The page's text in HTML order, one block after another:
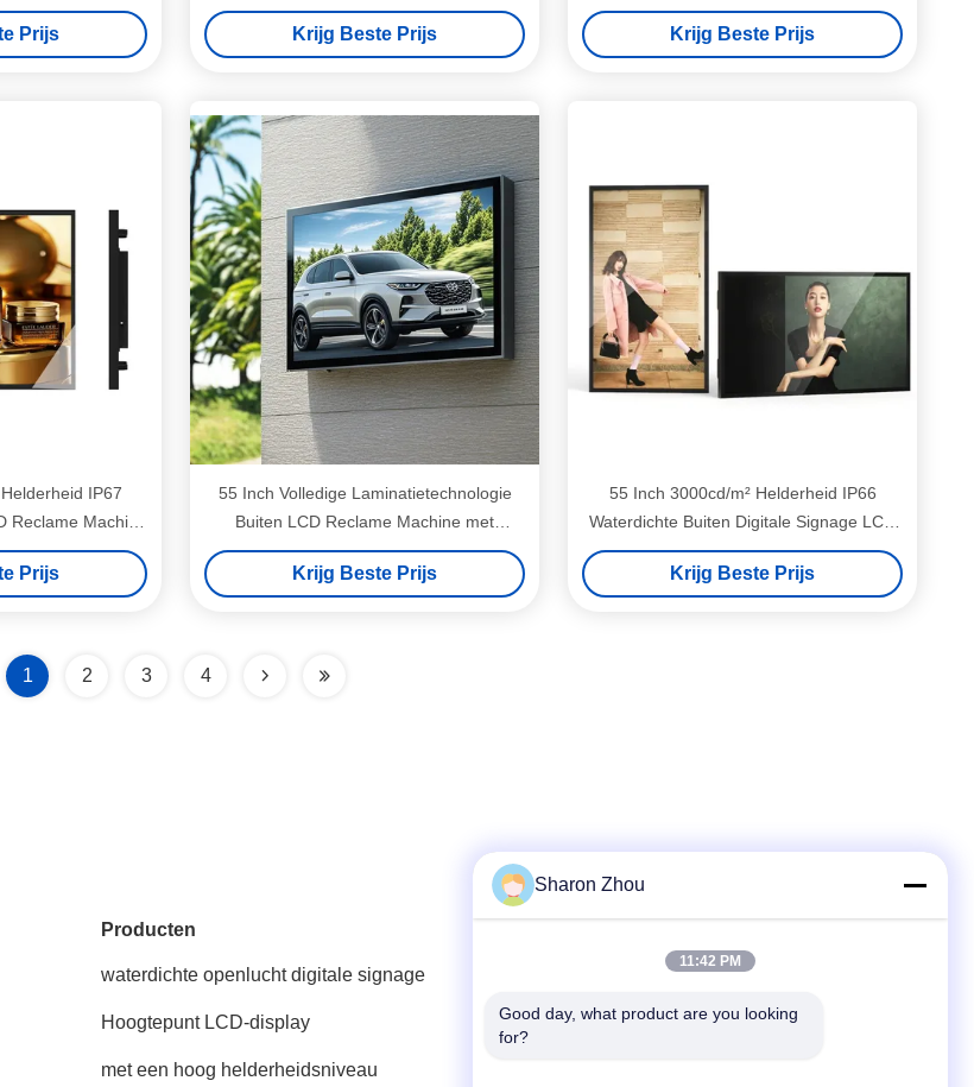
Prijs
hoge helderheid
Krijg Beste Prijs
Digitaal Display Bord
Krijg Beste Prijs
IP67
Reclame Machine
Digitale Signage
Prijs
55 Inch Volledige Laminatietechnologie
Buiten LCD Reclame Machine met
4000Nits Helderheid en IP67 Waterdichte
Digitale Signage
Krijg Beste Prijs
55 Inch 3000cd/m² Helderheid IP66
Waterdichte Buiten Digitale Signage LCD
Reclame Machine
Krijg Beste Prijs
1 2 3 4
Producten
waterdichte openlucht digitale signage
Hoogtepunt LCD-display
met een hoog helderheidsniveau
86--18025433062
Sharon Zhou
11:42 PM
Good day, what product are you looking
for?